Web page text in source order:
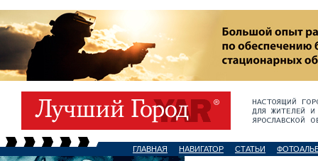
ГЛАВНАЯ НАВИГАТОР СТАТЬИ